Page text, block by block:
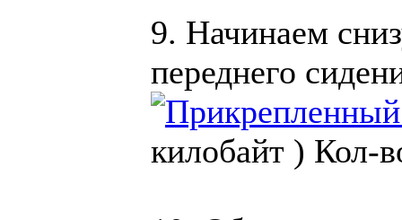
9. Начинаем
переднего
килобайт ) Кол-